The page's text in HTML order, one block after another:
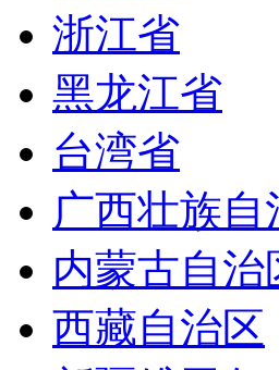
浙江省
黑龙江省
台湾省
广西壮族自
内蒙古自治
西藏自治区